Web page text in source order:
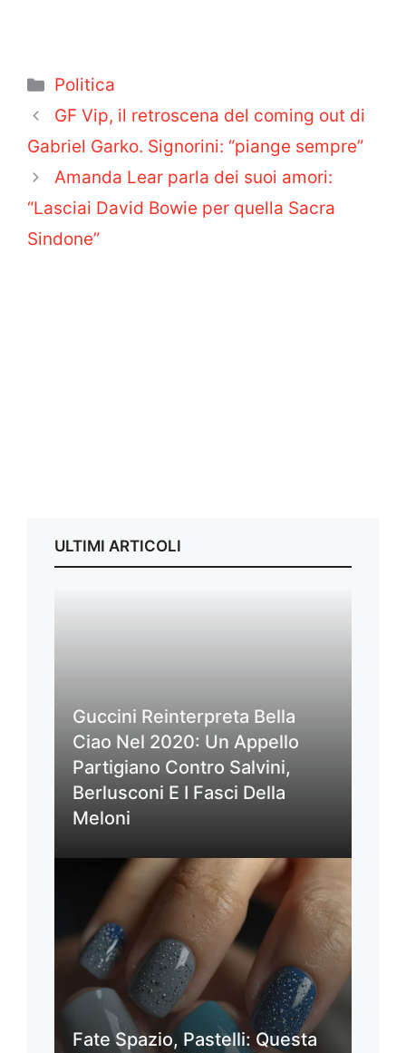
Categorie
Politica
GF Vip, il retroscena del coming out di
Gabriel Garko. Signorini: “piange sempre”
Amanda Lear parla dei suoi amori:
“Lasciai David Bowie per quella Sacra
Sindone”
ULTIMI ARTICOLI
Guccini Reinterpreta Bella
Ciao Nel 2020: Un Appello
Partigiano Contro Salvini,
Berlusconi E I Fasci Della
Meloni
Fate Spazio, Pastelli: Questa